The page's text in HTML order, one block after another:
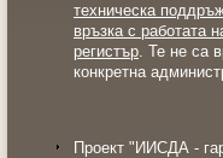
техническа
връзка с работата
регистър. Те не са
конкретна
Проект "ИИСДА -